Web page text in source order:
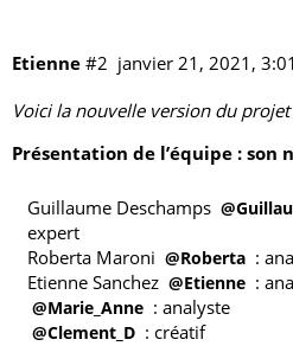
Etienne janvier 21, 2021,
#2
Voici la nouvelle version du
Présentation de l’équipe : son
Guillaume Deschamps
expert
Roberta Maroni @Roberta :
Etienne Sanchez @Etienne :
@Marie_Anne : analyste
@Clement_D : créatif